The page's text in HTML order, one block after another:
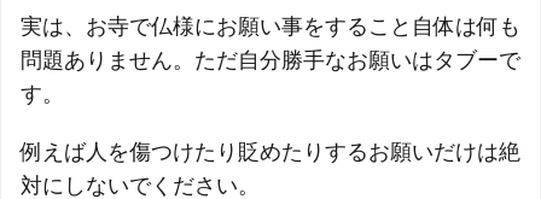
実は、お寺で仏様にお願い事をすること自体は何も
問題ありません。ただ自分勝手なお願いはタブーで
す。
例えば人を傷つけたり貶めたりするお願いだけは絶
対にしないでください。